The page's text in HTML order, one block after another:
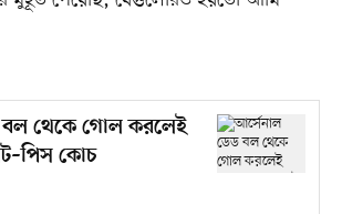
বল থেকে গোল করলেই
কোচ